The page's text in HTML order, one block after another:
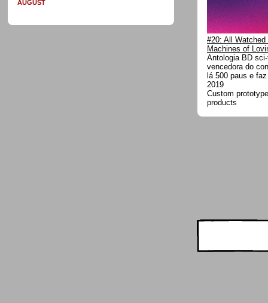
AUGUST
#20: All Watched
Machines of
Antologia BD
vencedora do
lá 500 paus e
2019
Custom
products